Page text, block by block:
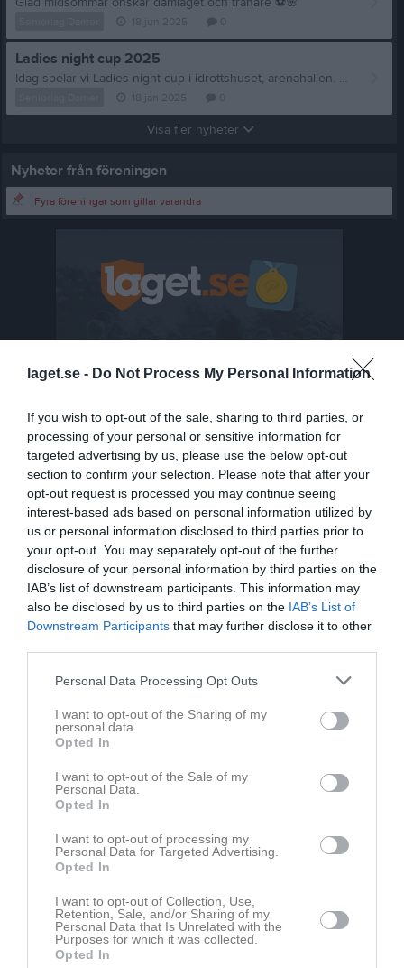
laget.se - Do Not Process My Personal Information
If you wish to opt-out of the sale, sharing to third parties, or
processing of your personal or sensitive information for
targeted advertising by us, please use the below opt-out
section to confirm your selection. Please note that after your
opt-out request is processed you may continue seeing
interest-based ads based on personal information utilized by
us or personal information disclosed to third parties prior to
your opt-out. You may separately opt-out of the further
disclosure of your personal information by third parties on the
IAB’s list of downstream participants. This information may
also be disclosed by us to third parties on the IAB’s List of
Downstream Participants that may further disclose it to other
Personal Data Processing Opt Outs
I want to opt-out of the Sharing of my
personal data.
Opted In
I want to opt-out of the Sale of my
Personal Data.
Opted In
I want to opt-out of processing my
Personal Data for Targeted Advertising.
Opted In
I want to opt-out of Collection, Use,
Retention, Sale, and/or Sharing of my
Personal Data that Is Unrelated with the
Purposes for which it was collected.
Opted In
Ladies night cup 2025
Idag spelar vi Ladies night cup i idrottshuset, arenahallen. Vi kommer åka med 16 spelare och en gedigen tränarstab. Det är alltid en rolig turnering att spela och även passa på att titta på fin futsal. Länk till spelprogram https://www.laget.se/LNC/Page/477676 om ni vill komma förbi och titta.
Visa fler nyheter
Nyheter från föreningen
Fyra föreningar som gillar varandra
Senast uppladdade video
Ingen video uppladdad
Logga in och ladda upp ert första klipp
Senast uppdaterade album
På gång